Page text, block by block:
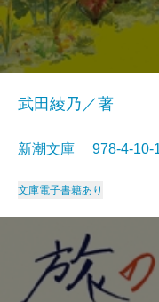
武田綾乃／著
新潮文庫 978-4-
文庫電子書籍あり